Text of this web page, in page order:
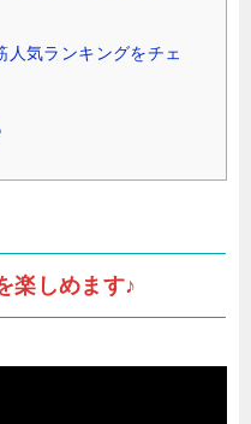
気ランキングをチェ
楽しめます♪